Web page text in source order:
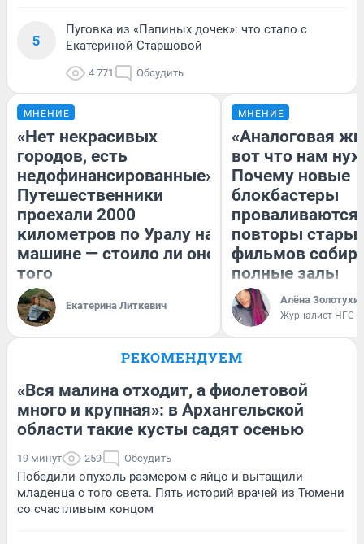
5
Пуговка из «Папиных дочек»: что стало с
Екатериной Старшовой
4 771 Обсудить
МНЕНИЕ
«Нет некрасивых
городов, есть
недофинансированные».
Путешественники
проехали 2000
километров по Уралу на
машине — стоило ли оно
того
Екатерина Литкевич
МНЕНИЕ
«Аналоговая
вот что нам
Почему новые
блокбастеры
повторы
фильмов
полные залы
Алёна
Журналист НГС
РЕКОМЕНДУЕМ
«Вся малина отходит, а фиолетовой
много и крупная»: в Архангельской
области такие кусты садят осенью
19 минут 259 Обсудить
Победили опухоль размером с яйцо и вытащили
младенца с того света. Пять историй врачей из Тюмени
со счастливым концом